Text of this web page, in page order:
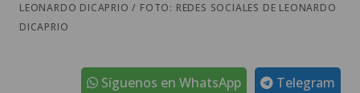
LEONARDO DICAPRIO / FOTO: REDES SOCIALES DE LEONARDO
DICAPRIO
Telegram
Síguenos en WhatsApp